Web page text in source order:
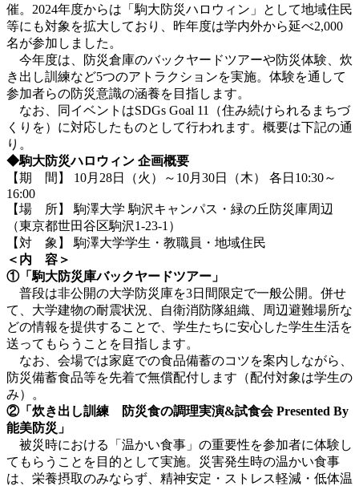
催。 2024年度からは「駒大防災ハロウィン」として地域住民
等にも対象を拡大しており、昨年度は学内外から延べ2,000
名が参加しました。
今年度は、防災倉庫のバックヤードツアーや防災体験、炊
き出し訓練など5つのアトラクションを実施。体験を通して
参加者らの防災意識の涵養を目指します。
なお、同イベントはSDGs Goal 11（住み続けられるまちづ
くりを）に対応したものとして行われます。概要は下記の通
り。
◆駒大防災ハロウィン 企画概要
【期 間】 10月28日（火）～10月30日（木） 各日10:30～
16:00
【場 所】 駒澤大学 駒沢キャンパス・緑の丘防災庫周辺
（東京都世田谷区駒沢1-23-1）
【対 象】 駒澤大学学生・教職員・地域住民
＜内 容＞
①「駒大防災庫バックヤードツアー」
普段は非公開の大学防災庫を3日間限定で一般公開。併せ
て、大学建物の耐震状況、自衛消防隊組織、周辺避難場所な
どの情報を提供することで、学生たちに安心した学生生活を
送ってもらうことを目指します。
なお、会場では家庭での食品備蓄のコツを案内しながら、
防災備蓄食品等を先着で無償配付します（配付対象は学生の
み）。
②「炊き出し訓練 防災食の調理実演&試食会Presented By
能美防災」
被災時における「温かい食事」の重要性を参加者に体験し
てもらうことを目的として実施。災害発生時の温かい食事
は、栄養摂取のみならず、精神安定・ストレス軽減・低体温